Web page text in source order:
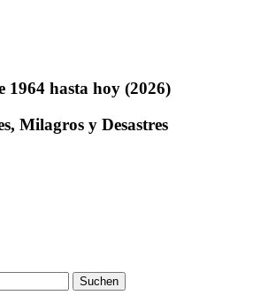
1964 hasta hoy (2026)
Milagros y Desastres